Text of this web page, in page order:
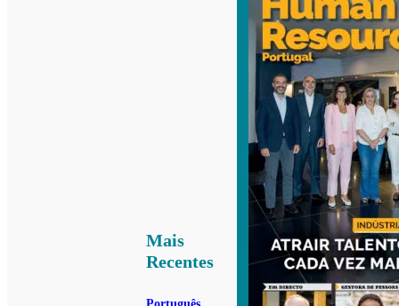
Mais
Recentes